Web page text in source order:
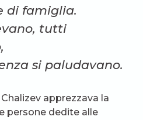
di famiglia.
tutti
si paludavano.
apprezzava la
persone dedite alle